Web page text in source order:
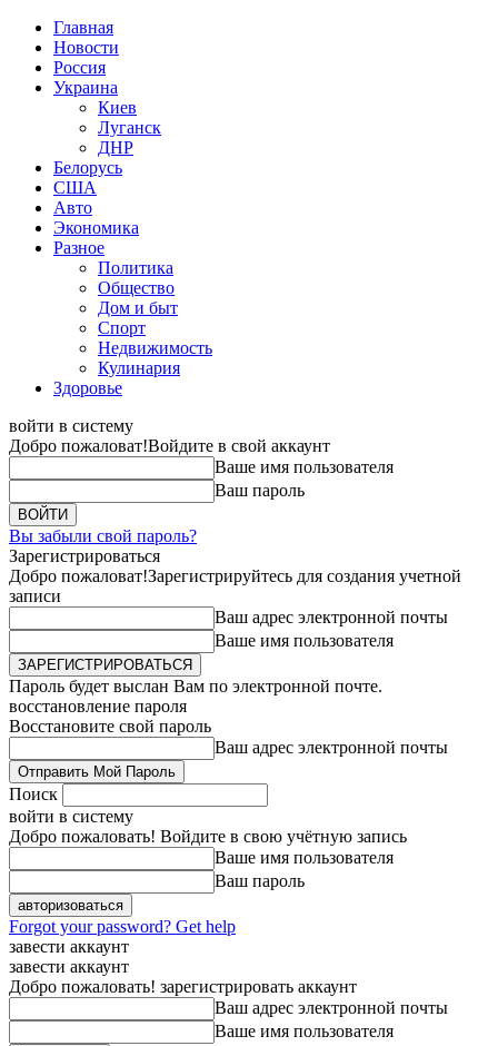
Главная
Новости
Россия
Украина
Киев
Луганск
ДНР
Белорусь
США
Авто
Экономика
Разное
Политика
Общество
Дом и быт
Спорт
Недвижимость
Кулинария
Здоровье
войти в систему
Добро пожаловат!Войдите в свой аккаунт
Ваше имя пользователя
Ваш пароль
Вы забыли свой пароль?
Зарегистрироваться
Добро пожаловат!Зарегистрируйтесь для создания учетной
записи
Ваш адрес электронной почты
Ваше имя пользователя
Пароль будет выслан Вам по электронной почте.
восстановление пароля
Восстановите свой пароль
Ваш адрес электронной почты
Поиск
войти в систему
Добро пожаловать! Войдите в свою учётную запись
Ваше имя пользователя
Ваш пароль
Forgot your password? Get help
завести аккаунт
завести аккаунт
Добро пожаловать! зарегистрировать аккаунт
Ваш адрес электронной почты
Ваше имя пользователя